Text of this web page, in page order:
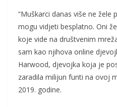
“Muškarci danas više ne
mogu vidjeti besplatno. Oni
koje vide na društvenim
sam kao njihova online
Harwood, djevojka koja je
zaradila milijun funti na ovoj
2019. godine.